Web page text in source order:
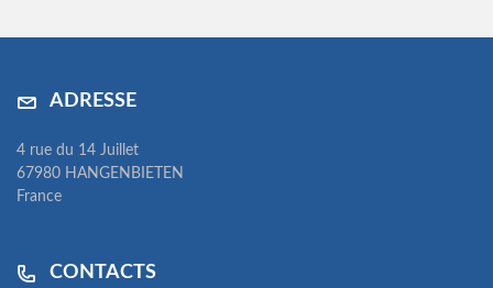
ADRESSE
4 rue du 14 Juillet
67980 HANGENBIETEN
France
CONTACTS